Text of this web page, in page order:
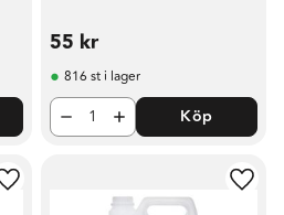
55 kr
816 st i lager
Köp
Lägg till i favoriter